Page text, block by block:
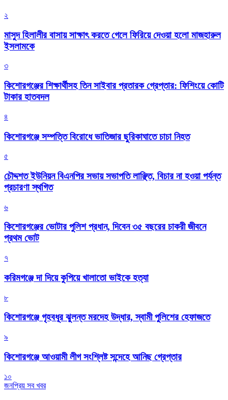
২
মাসুদ হিলালীর বাসায় সাক্ষাৎ করতে গেলে ফিরিয়ে দেওয়া হলো মাজহারুল
ইসলামকে
৩
কিশোরগঞ্জের শিক্ষার্থীসহ তিন সাইবার প্রতারক গ্রেপ্তার: ফিশিংয়ে কোটি
টাকার হাতবদল
৪
কিশোরগঞ্জে সম্পত্তি বিরোধে ভাতিজার ছুরিকাঘাতে চাচা নিহত
৫
চৌদ্দশত ইউনিয়ন বিএনপির সভায় সভাপতি লাঞ্ছিত, বিচার না হওয়া পর্যন্ত
প্রচারণা স্থগিত
৬
কিশোরগঞ্জের ভোটার পুলিশ প্রধান, দিবেন ৩৫ বছরের চাকরী জীবনে
প্রথম ভোট
৭
করিমগঞ্জে দা দিয়ে কুপিয়ে খালাতো ভাইকে হত্যা
৮
কিশোরগঞ্জে গৃহবধূর ঝুলন্ত মরদেহ উদ্ধার, স্বামী পুলিশের হেফাজতে
৯
কিশোরগঞ্জে আওয়ামী লীগ সংশ্লিষ্ট সন্দেহে আনিছ গ্রেপ্তার
১০
জনপ্রিয় সব খবর